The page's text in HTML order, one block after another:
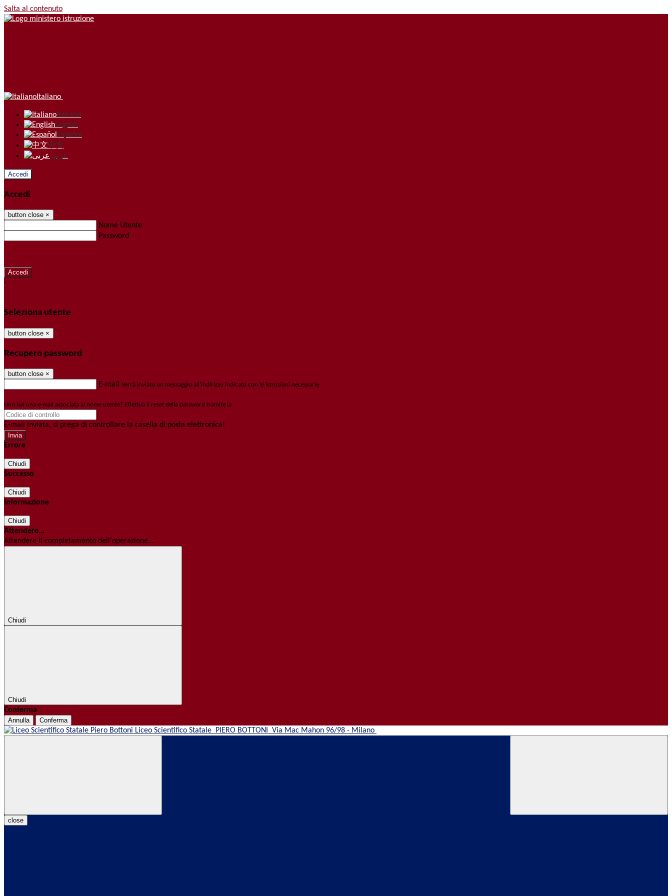
Salta al contenuto
Italiano
Italiano
English
Español
中文
عربى
Accedi
Accedi
button close ×
Nome Utente
Password
-
Seleziona utente
button close ×
Recupero password
button close ×
E-mail Verrà inviato un messaggio all'indirizzo indicato con le istruzioni necessarie.
Non hai una e-mail associata al nome utente? Effettua il reset della password tramite la
E-mail inviata, si prega di controllare la casella di posta elettronica!
Errore
Chiudi
Successo
Chiudi
Informazione
Chiudi
Attendere...
Attendere il completamento dell'operazione...
Chiudi
Chiudi
Conferma
Annulla Conferma
Liceo Scientifico Statale PIERO BOTTONI Via Mac Mahon 96/98 - Milano
close